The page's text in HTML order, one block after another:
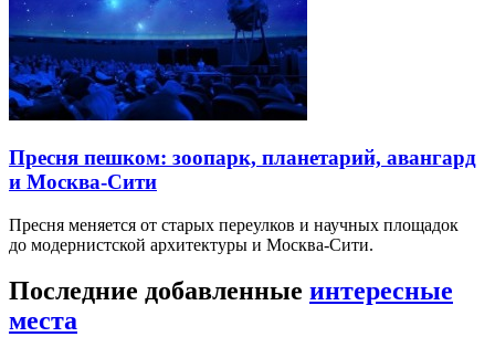
Пресня пешком: зоопарк, планетарий, авангард
и Москва-Сити
Пресня меняется от старых переулков и научных площадок
до модернистской архитектуры и Москва-Сити.
Последние добавленные интересные
места